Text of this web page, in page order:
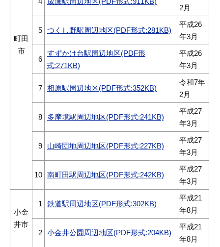
町田
市
2月
5 つくし野駅周辺地区(PDF形式:281KB)
平成26
年3月
6
すずかけ台駅周辺地区(PDF形
式:271KB)
平成26
年3月
7 相原駅周辺地区(PDF形式:352KB)
令和7年
2月
8 多摩境駅周辺地区(PDF形式:241KB)
平成27
年3月
9 山崎団地周辺地区(PDF形式:227KB)
平成27
年3月
10 南町田駅周辺地区(PDF形式:242KB)
平成27
年3月
小金
井市
1 鉄道駅周辺地区(PDF形式:302KB)
平成21
年8月
2 小金井公園周辺地区(PDF形式:204KB)
平成21
年8月